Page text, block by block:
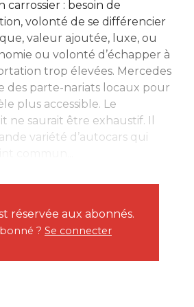
carrossier : besoin de
volonté de se différencier
valeur ajoutée, luxe, ou
ou volonté d’échapper à
trop élevées. Mercedes
des parte-nariats locaux pour
plus accessible. Le
ne saurait être exhaustif. Il
variété d’autocars qui
réservée aux abonnés.
? Se connecter